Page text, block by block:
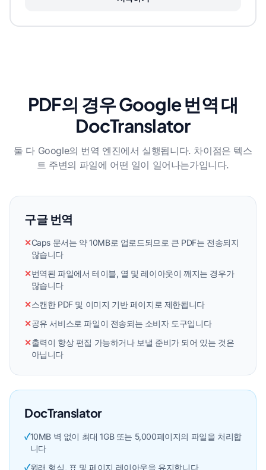
PDF의 경우 Google 번역 대
DocTranslator
둘 다 Google의 번역 엔진에서 실행됩니다. 차이점은 텍스
트 주변의 파일에 어떤 일이 일어나는가입니다.
구글 번역
✕Caps 문서는 약 10MB로 업로드되므로 큰 PDF는 전송되지
않습니다
✕번역된 파일에서 테이블, 열 및 레이아웃이 깨지는 경우가
많습니다
✕스캔한 PDF 및 이미지 기반 페이지로 제한됩니다
✕공유 서비스로 파일이 전송되는 소비자 도구입니다
✕출력이 항상 편집 가능하거나 보낼 준비가 되어 있는 것은
아닙니다
DocTranslator
✓10MB 벽 없이 최대 1GB 또는 5,000페이지의 파일을 처리합
니다
✓원래 형식, 표 및 페이지 레이아웃을 유지합니다